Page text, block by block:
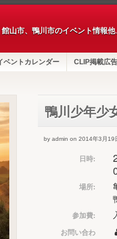
山市、鴨川市のイベント情報
ベントカレンダー CLIP掲載広告
鴨川少年少
by admin on 2014年3月19
日時:
場所:
参加費:
お問い合わ